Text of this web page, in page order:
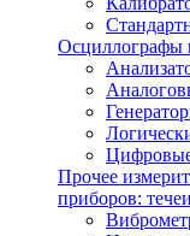
Осциллографы
Прочее
приборов: